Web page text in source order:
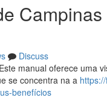
Discuss
manual oferece uma
se concentra na a
benefícios